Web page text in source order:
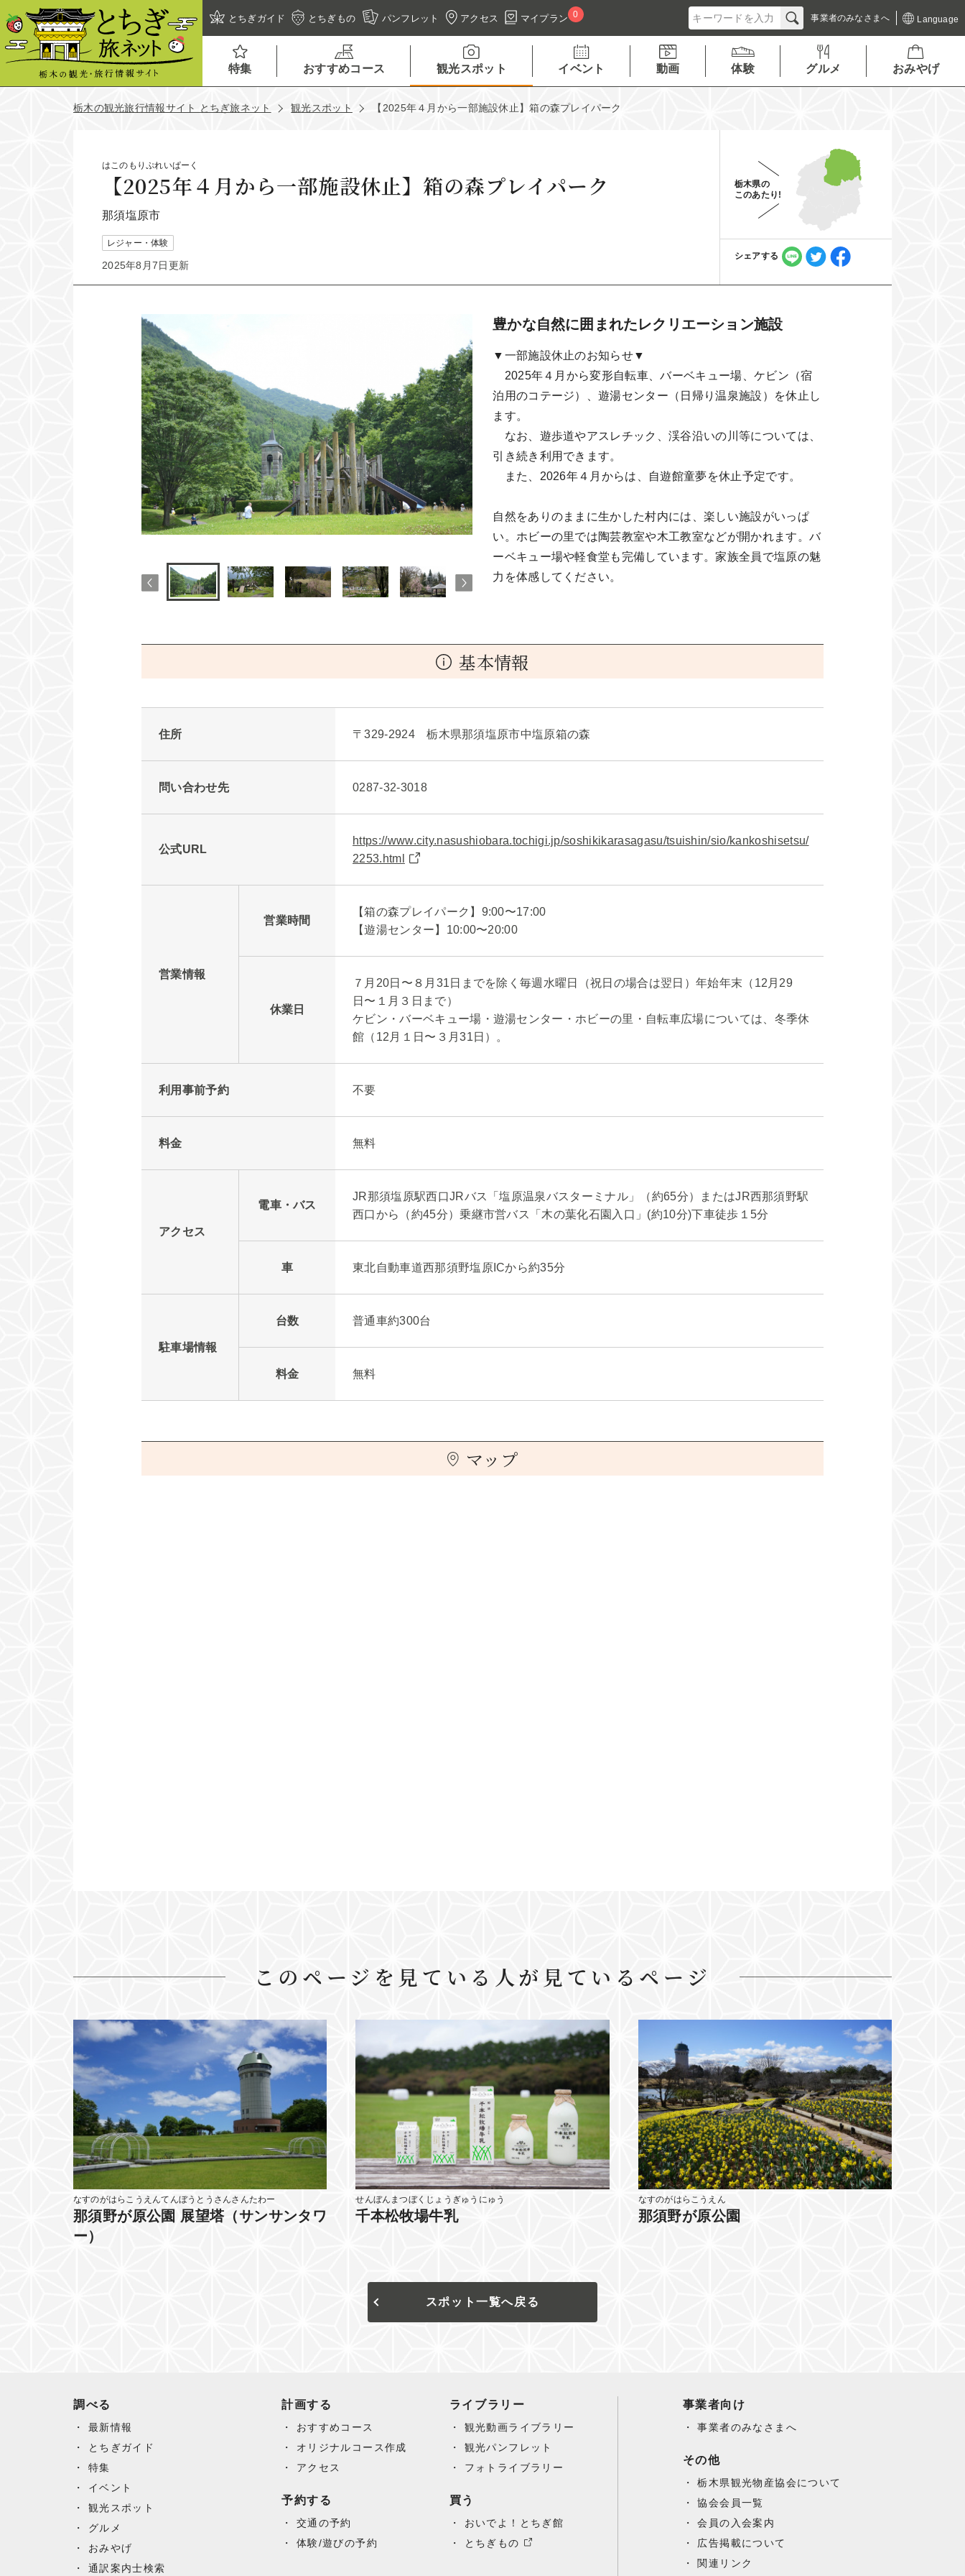
とちぎガイド とちぎもの パンフレット アクセス マイプラン 0 事業者のみなさまへ Language
特集 おすすめコース 観光スポット イベント 動画 体験 グルメ おみやげ
栃木の観光旅行情報サイト とちぎ旅ネット 観光スポット 【2025年４月から一部施設休止】箱の森プレイパーク
はこのもりぷれいぱーく
【2025年４月から一部施設休止】箱の森プレイパーク
那須塩原市
レジャー・体験
2025年8月7日更新
栃木県の
このあたり!
シェアする
豊かな自然に囲まれたレクリエーション施設
▼一部施設休止のお知らせ▼
2025年４月から変形自転車、バーベキュー場、ケビン（宿
泊用のコテージ）、遊湯センター（日帰り温泉施設）を休止し
ます。
なお、遊歩道やアスレチック、渓谷沿いの川等については、
引き続き利用できます。
また、2026年４月からは、自遊館童夢を休止予定です。
自然をありのままに生かした村内には、楽しい施設がいっぱ
い。ホビーの里では陶芸教室や木工教室などが開かれます。バ
ーベキュー場や軽食堂も完備しています。家族全員で塩原の魅
力を体感してください。
基本情報
住所 〒329-2924 栃木県那須塩原市中塩原箱の森
問い合わせ先 0287-32-3018
公式URL
https://www.city.nasushiobara.tochigi.jp/soshikikarasagasu/tsuishin/sio/kankoshisetsu/
2253.html
営業情報
営業時間
【箱の森プレイパーク】9:00〜17:00
【遊湯センター】10:00〜20:00
休業日
７月20日〜８月31日までを除く毎週水曜日（祝日の場合は翌日）年始年末（12月29
日〜１月３日まで）
ケビン・バーベキュー場・遊湯センター・ホビーの里・自転車広場については、冬季休
館（12月１日〜３月31日）。
利用事前予約 不要
料金 無料
アクセス
電車・バス
JR那須塩原駅西口JRバス「塩原温泉バスターミナル」（約65分）またはJR西那須野駅
西口から（約45分）乗継市営バス「木の葉化石園入口」(約10分)下車徒歩１5分
車 東北自動車道西那須野塩原ICから約35分
駐車場情報
台数 普通車約300台
料金 無料
マップ
このページを見ている人が見ているページ
なすのがはらこうえんてんぼうとうさんさんたわー
那須野が原公園 展望塔（サンサンタワ
ー）
せんぼんまつぼくじょうぎゅうにゅう
千本松牧場牛乳
なすのがはらこうえん
那須野が原公園
スポット一覧へ戻る
調べる
最新情報
とちぎガイド
特集
イベント
観光スポット
グルメ
おみやげ
通訳案内士検索
計画する
おすすめコース
オリジナルコース作成
アクセス
予約する
交通の予約
体験/遊びの予約
ライブラリー
観光動画ライブラリー
観光パンフレット
フォトライブラリー
買う
おいでよ！とちぎ館
とちぎもの
事業者向け
事業者のみなさまへ
その他
栃木県観光物産協会について
協会会員一覧
会員の入会案内
広告掲載について
関連リンク